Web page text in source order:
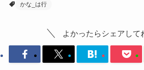
かな_は行
よかったらシェアして